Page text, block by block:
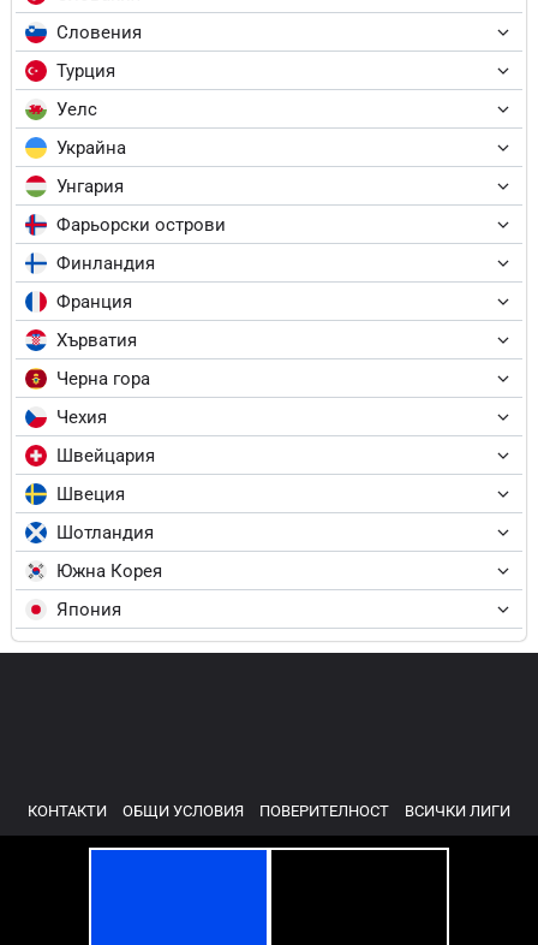
Словения
Турция
Уелс
Украйна
Унгария
Фарьорски острови
Финландия
Франция
Хърватия
Черна гора
Чехия
Швейцария
Швеция
Шотландия
Южна Корея
Япония
КОНТАКТИ ОБЩИ УСЛОВИЯ ПОВЕРИТЕЛНОСТ ВСИЧКИ ЛИГИ